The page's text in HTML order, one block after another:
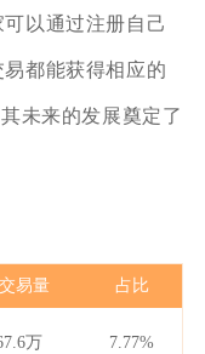
以通过注册自己
都能获得相应的
未来的发展奠定了
易量 占比
万 7.77%